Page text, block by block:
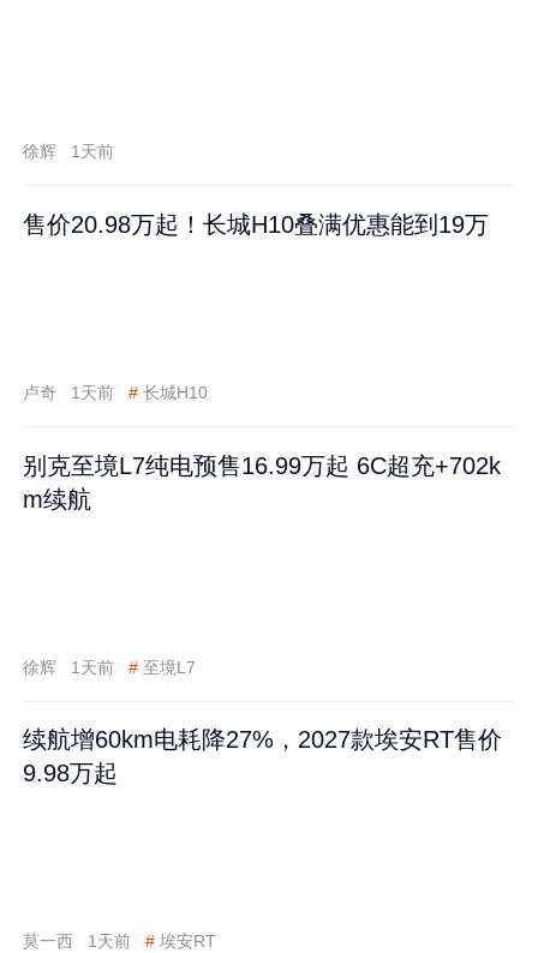
徐辉 1天前
售价20.98万起！长城H10叠满优惠能到19万
卢奇 1天前 # 长城H10
别克至境L7纯电预售16.99万起 6C超充+702k
m续航
徐辉 1天前 # 至境L7
续航增60km电耗降27%，2027款埃安RT售价
9.98万起
莫一西 1天前 # 埃安RT